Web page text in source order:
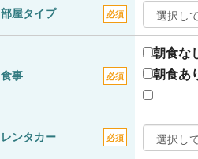
部屋タイプ 必須
食事 必須
朝食な
朝食あ
レンタカー 必須